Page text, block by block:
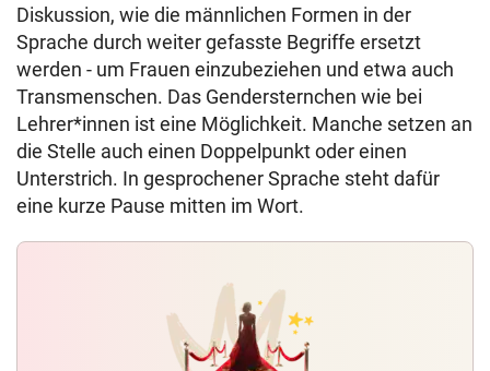
Diskussion, wie die männlichen Formen in der
Sprache durch weiter gefasste Begriffe ersetzt
werden - um Frauen einzubeziehen und etwa auch
Transmenschen. Das Gendersternchen wie bei
Lehrer*innen ist eine Möglichkeit. Manche setzen an
die Stelle auch einen Doppelpunkt oder einen
Unterstrich. In gesprochener Sprache steht dafür
eine kurze Pause mitten im Wort.